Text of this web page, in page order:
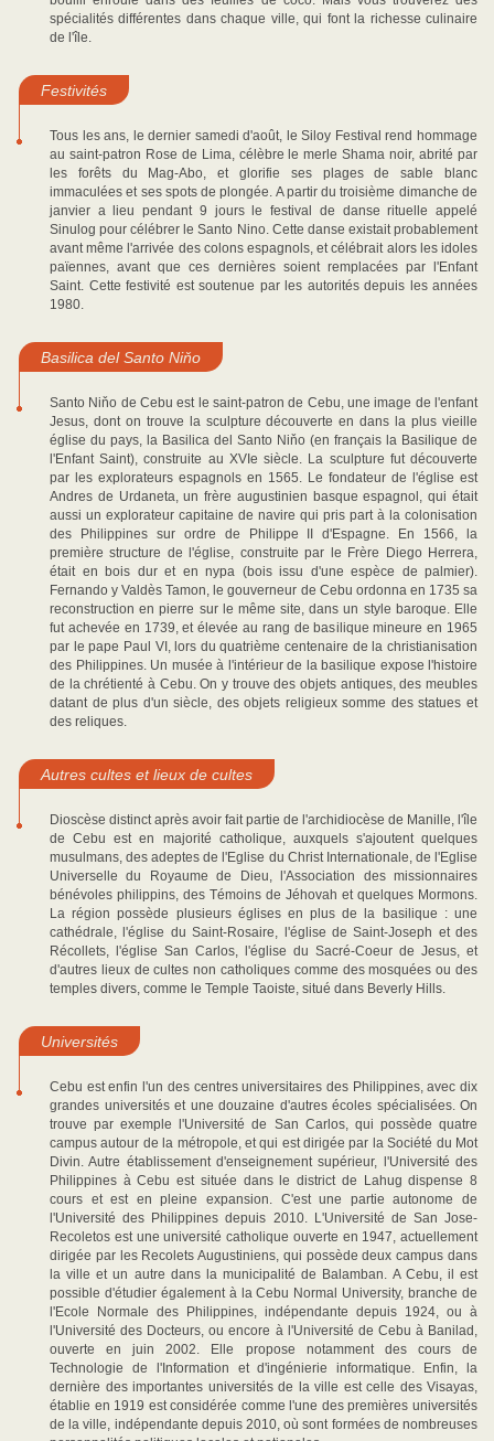
spécialités différentes dans chaque ville, qui font la richesse culinaire
de l'île.
Festivités
Tous les ans, le dernier samedi d'août, le Siloy Festival rend hommage
au saint-patron Rose de Lima, célèbre le merle Shama noir, abrité par
les forêts du Mag-Abo, et glorifie ses plages de sable blanc
immaculées et ses spots de plongée. A partir du troisième dimanche de
janvier a lieu pendant 9 jours le festival de danse rituelle appelé
Sinulog pour célébrer le Santo Nino. Cette danse existait probablement
avant même l'arrivée des colons espagnols, et célébrait alors les idoles
païennes, avant que ces dernières soient remplacées par l'Enfant
Saint. Cette festivité est soutenue par les autorités depuis les années
1980.
Basilica del Santo Niňo
Santo Niňo de Cebu est le saint-patron de Cebu, une image de l'enfant
Jesus, dont on trouve la sculpture découverte en dans la plus vieille
église du pays, la Basilica del Santo Niňo (en français la Basilique de
l'Enfant Saint), construite au XVIe siècle. La sculpture fut découverte
par les explorateurs espagnols en 1565. Le fondateur de l'église est
Andres de Urdaneta, un frère augustinien basque espagnol, qui était
aussi un explorateur capitaine de navire qui pris part à la colonisation
des Philippines sur ordre de Philippe II d'Espagne. En 1566, la
première structure de l'église, construite par le Frère Diego Herrera,
était en bois dur et en nypa (bois issu d'une espèce de palmier).
Fernando y Valdès Tamon, le gouverneur de Cebu ordonna en 1735 sa
reconstruction en pierre sur le même site, dans un style baroque. Elle
fut achevée en 1739, et élevée au rang de basilique mineure en 1965
par le pape Paul VI, lors du quatrième centenaire de la christianisation
des Philippines. Un musée à l'intérieur de la basilique expose l'histoire
de la chrétienté à Cebu. On y trouve des objets antiques, des meubles
datant de plus d'un siècle, des objets religieux somme des statues et
des reliques.
Autres cultes et lieux de cultes
Dioscèse distinct après avoir fait partie de l'archidiocèse de Manille, l'île
de Cebu est en majorité catholique, auxquels s'ajoutent quelques
musulmans, des adeptes de l'Eglise du Christ Internationale, de l'Eglise
Universelle du Royaume de Dieu, l'Association des missionnaires
bénévoles philippins, des Témoins de Jéhovah et quelques Mormons.
La région possède plusieurs églises en plus de la basilique : une
cathédrale, l'église du Saint-Rosaire, l'église de Saint-Joseph et des
Récollets, l'église San Carlos, l'église du Sacré-Coeur de Jesus, et
d'autres lieux de cultes non catholiques comme des mosquées ou des
temples divers, comme le Temple Taoiste, situé dans Beverly Hills.
Universités
Cebu est enfin l'un des centres universitaires des Philippines, avec dix
grandes universités et une douzaine d'autres écoles spécialisées. On
trouve par exemple l'Université de San Carlos, qui possède quatre
campus autour de la métropole, et qui est dirigée par la Société du Mot
Divin. Autre établissement d'enseignement supérieur, l'Université des
Philippines à Cebu est située dans le district de Lahug dispense 8
cours et est en pleine expansion. C'est une partie autonome de
l'Université des Philippines depuis 2010. L'Université de San Jose-
Recoletos est une université catholique ouverte en 1947, actuellement
dirigée par les Recolets Augustiniens, qui possède deux campus dans
la ville et un autre dans la municipalité de Balamban. A Cebu, il est
possible d'étudier également à la Cebu Normal University, branche de
l'Ecole Normale des Philippines, indépendante depuis 1924, ou à
l'Université des Docteurs, ou encore à l'Université de Cebu à Banilad,
ouverte en juin 2002. Elle propose notamment des cours de
Technologie de l'Information et d'ingénierie informatique. Enfin, la
dernière des importantes universités de la ville est celle des Visayas,
établie en 1919 est considérée comme l'une des premières universités
de la ville, indépendante depuis 2010, où sont formées de nombreuses